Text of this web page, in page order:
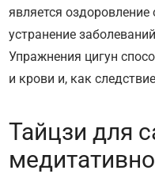
является
устранение
Упражнения цигун
и крови и, как
Тайцзи для